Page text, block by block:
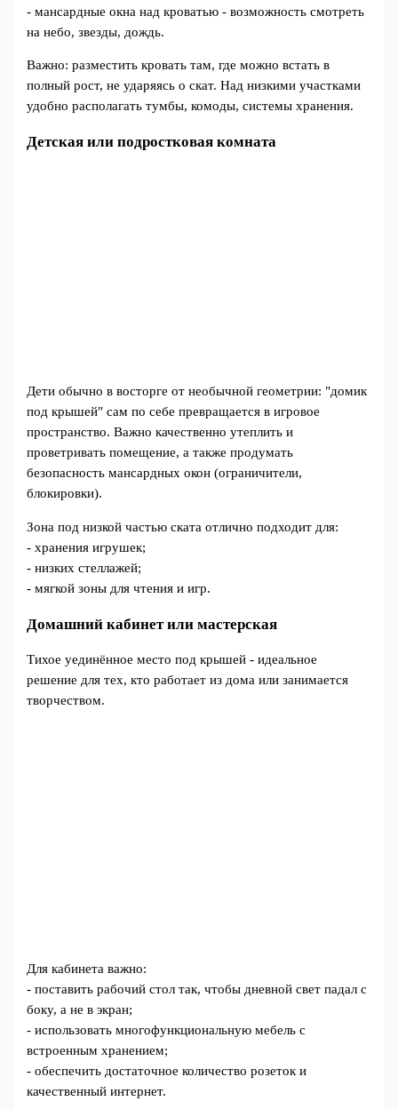
- мансардные окна над кроватью - возможность смотреть
на небо, звезды, дождь.
Важно: разместить кровать там, где можно встать в
полный рост, не ударяясь о скат. Над низкими участками
удобно располагать тумбы, комоды, системы хранения.
Детская или подростковая комната
Дети обычно в восторге от необычной геометрии: "домик
под крышей" сам по себе превращается в игровое
пространство. Важно качественно утеплить и
проветривать помещение, а также продумать
безопасность мансардных окон (ограничители,
блокировки).
Зона под низкой частью ската отлично подходит для:
- хранения игрушек;
- низких стеллажей;
- мягкой зоны для чтения и игр.
Домашний кабинет или мастерская
Тихое уединённое место под крышей - идеальное
решение для тех, кто работает из дома или занимается
творчеством.
Для кабинета важно:
- поставить рабочий стол так, чтобы дневной свет падал с
боку, а не в экран;
- использовать многофункциональную мебель с
встроенным хранением;
- обеспечить достаточное количество розеток и
качественный интернет.